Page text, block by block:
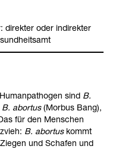
direk­ter oder indi­rek­ter
sind B.
B. abor­tus(Mor­bus Bang),
für den Men­schen
B. abor­tuskommt
und Scha­fen und